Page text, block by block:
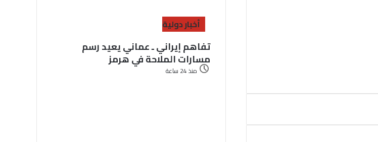
أخبار دولية
تفاهم إيراني ـ عماني يعيد رسم
مسارات الملاحة في هرمز
منذ 24 ساعة